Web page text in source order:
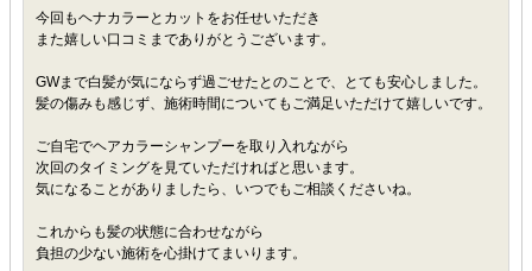
今回もヘナカラーとカットをお任せいただき
また嬉しい口コミまでありがとうございます。
GWまで白髪が気にならず過ごせたとのことで、とても安心しました。
髪の傷みも感じず、施術時間についてもご満足いただけて嬉しいです。
ご自宅でヘアカラーシャンプーを取り入れながら
次回のタイミングを見ていただければと思います。
気になることがありましたら、いつでもご相談くださいね。
これからも髪の状態に合わせながら
負担の少ない施術を心掛けてまいります。